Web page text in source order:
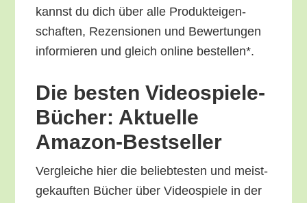
kannst du dich über alle Pro­duk­tei­gen­
schaf­ten, Rezen­sio­nen und Bewer­tun­gen
infor­mie­ren und gleich online bestellen*.
Die bes­ten Video­spie­le-
Bücher: Aktu­el­le
Amazon-Bestseller
Ver­glei­che hier die belieb­tes­ten und meist­
ge­kauf­ten Bücher über Video­spie­le in der